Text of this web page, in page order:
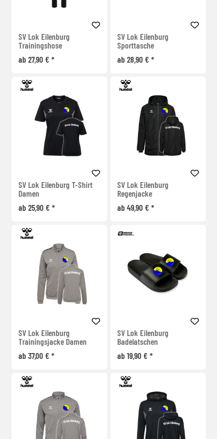
SV Lok Eilenburg
Trainingshose
ab 27,90 € *
SV Lok Eilenburg
Sporttasche
ab 28,90 € *
SV Lok Eilenburg T-Shirt
Damen
ab 25,90 € *
SV Lok Eilenburg
Regenjacke
ab 49,90 € *
SV Lok Eilenburg
Trainingsjacke Damen
ab 37,00 € *
SV Lok Eilenburg
Badelatschen
ab 19,90 € *